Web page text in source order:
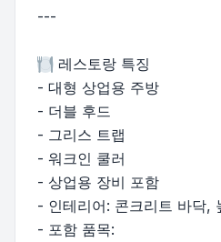
---
레스토랑 특징
- 대형 상업용 주방
- 더블 후드
- 그리스 트랩
- 워크인 쿨러
- 상업용 장비 포함
- 인테리어: 콘크리트 바닥,
- 포함 품목: